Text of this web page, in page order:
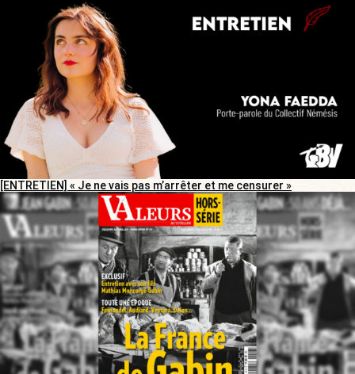
[ENTRETIEN] « Je ne vais pas m’arrêter et me censurer »